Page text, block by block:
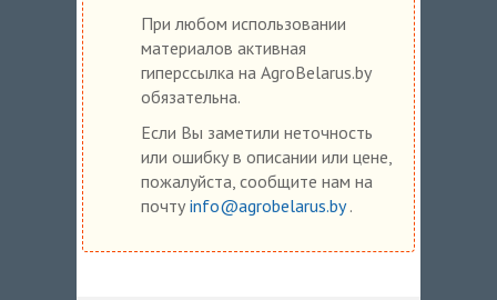
При любом использовании
материалов активная
гиперссылка на AgroBelarus.by
обязательна.
Если Вы заметили неточность
или ошибку в описании или цене,
пожалуйста, сообщите нам на
почту info@agrobelarus.by.